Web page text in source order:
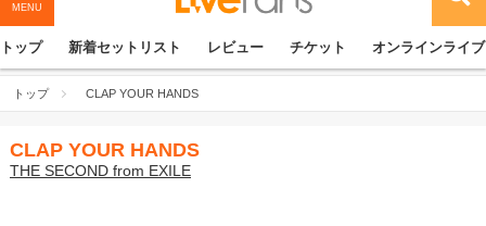
MENU
トップ 新着セットリスト レビュー チケット オンラインライブ
トップ CLAP YOUR HANDS
CLAP YOUR HANDS
THE SECOND from EXILE